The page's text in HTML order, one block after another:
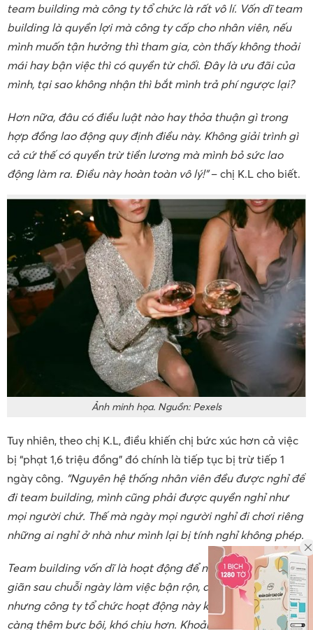
team building mà công ty tổ chức là rất vô lí. Vốn dĩ team
building là quyền lợi mà công ty cấp cho nhân viên, nếu
mình muốn tận hưởng thì tham gia, còn thấy không thoải
mái hay bận việc thì có quyền từ chối. Đây là ưu đãi của
mình, tại sao không nhận thì bắt mình trả phí ngược lại?
Hơn nữa, đâu có điều luật nào hay thỏa thuận gì trong
hợp đồng lao động quy định điều này. Không giải trình gì
cả cứ thế có quyền trừ tiền lương mà mình bỏ sức lao
động làm ra. Điều này hoàn toàn vô lý!”– chị K.L cho biết.
Ảnh minh họa. Nguồn: Pexels
Tuy nhiên, theo chị K.L, điều khiến chị bức xúc hơn cả việc
bị “phạt 1,6 triệu đồng” đó chính là tiếp tục bị trừ tiếp 1
ngày công. “Nguyên hệ thống nhân viên đều được nghỉ để
đi team building, mình cũng phải được quyền nghỉ như
mọi người chứ. Thế mà ngày mọi người nghỉ đi chơi riêng
những ai nghỉ ở nhà như mình lại bị tính nghỉ không phép.
Team building vốn dĩ là hoạt động để nhân viên được thư
giãn sau chuỗi ngày làm việc bận rộn, căng thẳng. Thế
nhưng công ty tổ chức hoạt động này khiến cho mình
càng thêm bực bội, khó chịu hơn. Khoảng tiền bị trừ